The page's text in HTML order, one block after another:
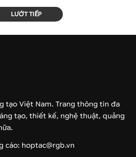
LƯỚT TIẾP
tạo Việt Nam. Trang thông tin đa
tạo, thiết kế, nghệ thuật, quảng
cáo: hoptac@rgb.vn